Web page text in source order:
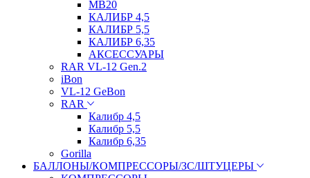
МВ20
КАЛИБР 4,5
КАЛИБР 5,5
КАЛИБР 6,35
АКСЕССУАРЫ
RAR VL-12 Gen.2
iBon
VL-12 GeBon
RAR
Калибр 4,5
Калибр 5,5
Калибр 6,35
Gorilla
БАЛЛОНЫ/КОМПРЕССОРЫ/ЗС/ШТУЦЕРЫ